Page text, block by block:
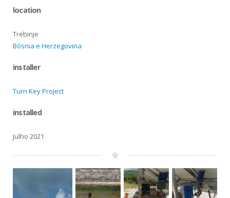
location
Trebinje
Bósnia e Herzegovina
installer
Turn Key Project
installed
Julho 2021